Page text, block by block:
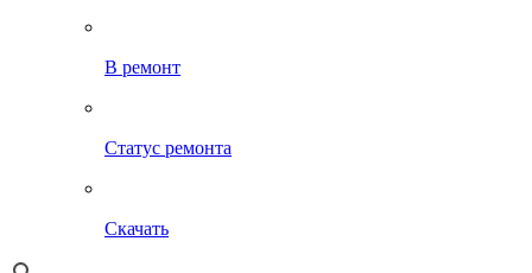
В ремонт
Статус ремонта
Скачать